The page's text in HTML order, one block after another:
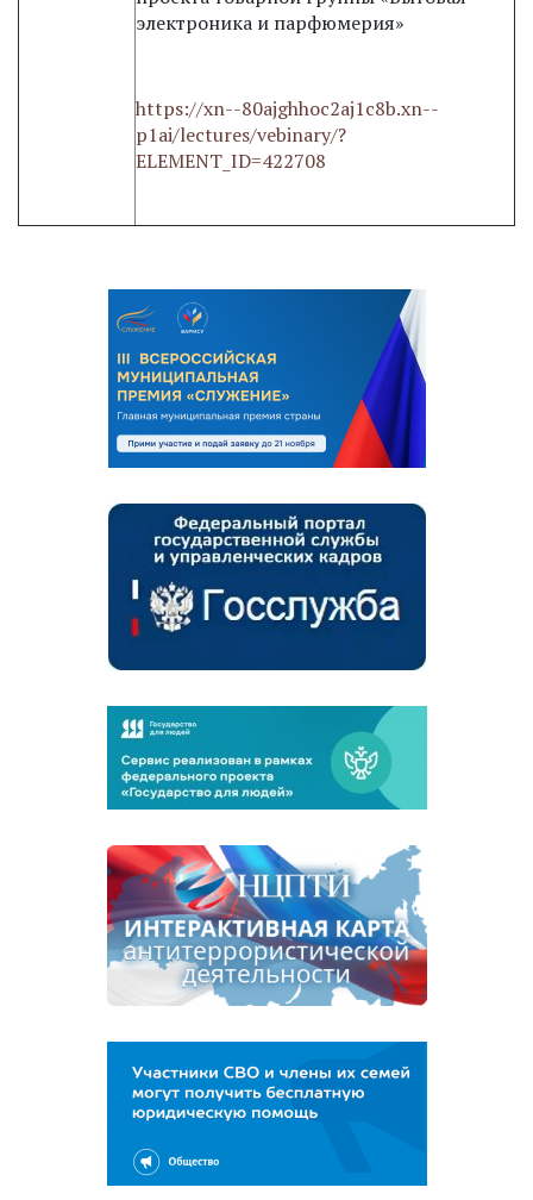
электроника и парфюмерия»
https://xn--80ajghhoc2aj1c8b.xn--
p1ai/lectures/vebinary/?
ELEMENT_ID=422708